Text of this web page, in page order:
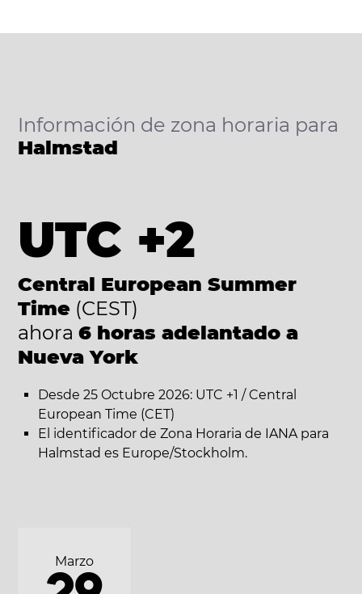
Información de zona horaria para
Halmstad
UTC +2
Central European Summer
Time (CEST)
ahora 6 horas adelantado a
Nueva York
Desde 25 Octubre 2026: UTC +1 / Central
European Time (CET)
El identificador de Zona Horaria de IANA para
Halmstad es Europe/Stockholm.
Marzo